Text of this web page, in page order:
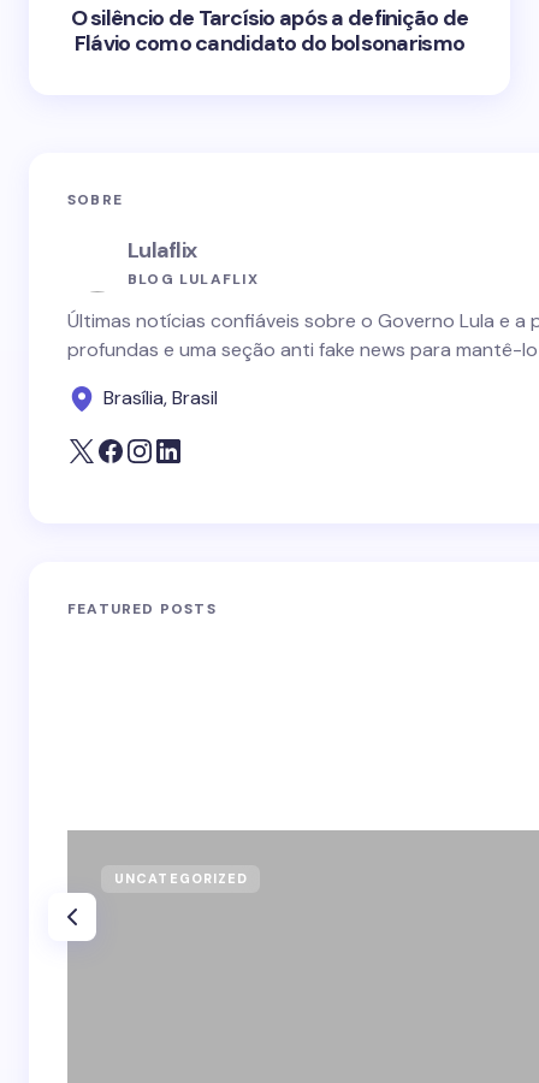
O silêncio de Tarcísio após a definição de
Flávio como candidato do bolsonarismo
SOBRE
Lulaflix
BLOG LULAFLIX
Últimas notícias confiáveis sobre o Governo Lula e
profundas e uma seção anti fake news para mantê-
Brasília, Brasil
FEATURED POSTS
UNCATEGORIZED